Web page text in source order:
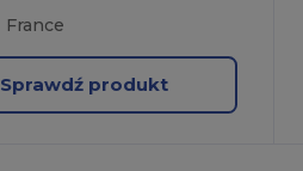
France
Sprawdź produkt